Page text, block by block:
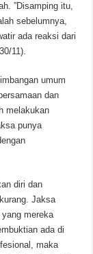
”Disamping itu,
sebelumnya,
ada reaksi dari
11).
umum
dan
melakukan
punya
diri dan
Jaksa
mereka
ada di
maka